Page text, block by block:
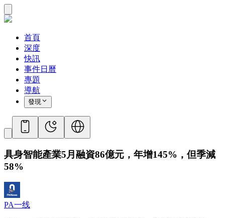
首頁
深度
快訊
事件日曆
專題
導航
發現
具身智能產業5月融資86億元，年增145%，但季減
58%
PA一线